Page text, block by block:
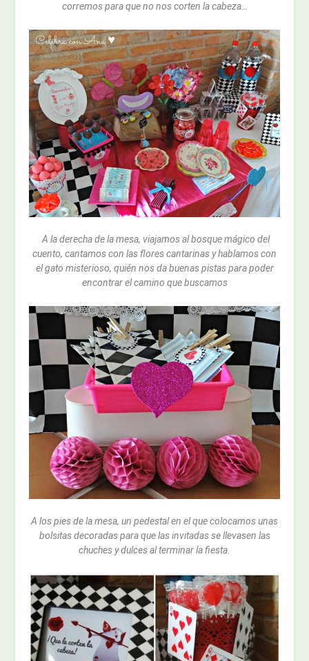
corremos para que no nos corten la cabeza…
A la derecha de la mesa, viajamos al bosque mágico del
cuento, cantamos con las flores cantarinas y hablamos con
el gato misterioso, quién nos da buenas pistas para poder
encontrar el camino que buscamos
A los pies de la mesa, un pedestal en el que colocamos unas
bolsitas decoradas para que las invitadas se llevasen las
chuches y dulces al terminar la fiesta.